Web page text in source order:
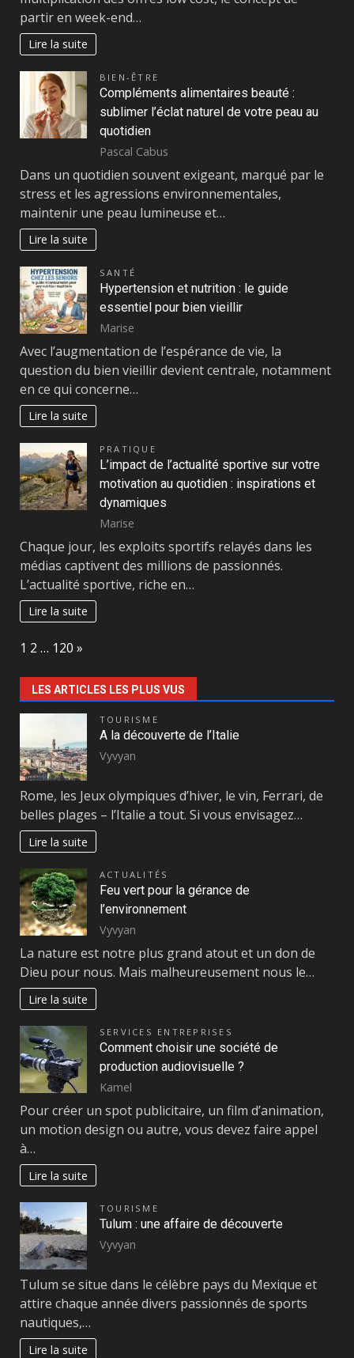
partir en week-end…
Lire la suite
BIEN-ÊTRE
Compléments alimentaires beauté :
sublimer l’éclat naturel de votre peau au
quotidien
Pascal Cabus
Dans un quotidien souvent exigeant, marqué par le
stress et les agressions environnementales,
maintenir une peau lumineuse et…
Lire la suite
SANTÉ
Hypertension et nutrition : le guide
essentiel pour bien vieillir
Marise
Avec l’augmentation de l’espérance de vie, la
question du bien vieillir devient centrale, notamment
en ce qui concerne…
Lire la suite
PRATIQUE
L’impact de l’actualité sportive sur votre
motivation au quotidien : inspirations et
dynamiques
Marise
Chaque jour, les exploits sportifs relayés dans les
médias captivent des millions de passionnés.
L’actualité sportive, riche en…
Lire la suite
Page:
1 2 … 120 Next
»
LES ARTICLES LES PLUS VUS
TOURISME
A la découverte de l’Italie
Vyvyan
Rome, les Jeux olympiques d’hiver, le vin, Ferrari, de
belles plages – l’Italie a tout. Si vous envisagez…
Lire la suite
ACTUALITÉS
Feu vert pour la gérance de
l’environnement
Vyvyan
La nature est notre plus grand atout et un don de
Dieu pour nous. Mais malheureusement nous le…
Lire la suite
SERVICES ENTREPRISES
Comment choisir une société de
production audiovisuelle ?
Kamel
Pour créer un spot publicitaire, un film d’animation,
un motion design ou autre, vous devez faire appel
à…
Lire la suite
TOURISME
Tulum : une affaire de découverte
Vyvyan
Tulum se situe dans le célèbre pays du Mexique et
attire chaque année divers passionnés de sports
nautiques,…
Lire la suite